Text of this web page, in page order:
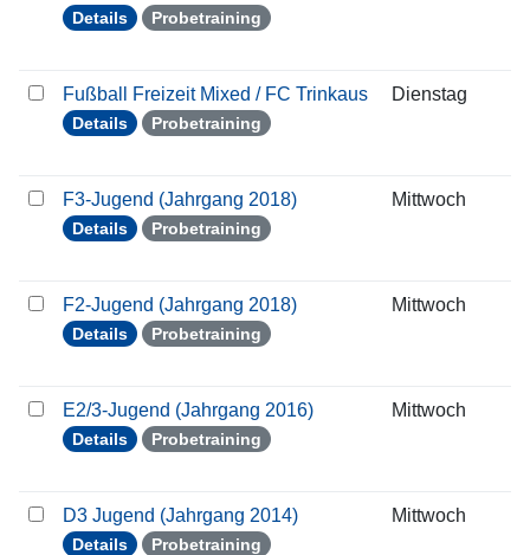
Details Probetraining
Fußball Freizeit Mixed / FC Trinkaus
Details Probetraining
Dienstag
F3-Jugend (Jahrgang 2018)
Details Probetraining
Mittwoch
F2-Jugend (Jahrgang 2018)
Details Probetraining
Mittwoch
E2/3-Jugend (Jahrgang 2016)
Details Probetraining
Mittwoch
D3 Jugend (Jahrgang 2014)
Details Probetraining
Mittwoch